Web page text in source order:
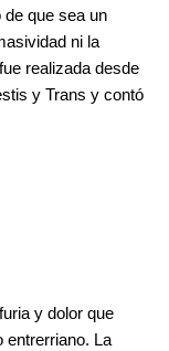
de que sea un
ni la
realizada desde
y Trans y contó
y dolor que
entrerriano. La